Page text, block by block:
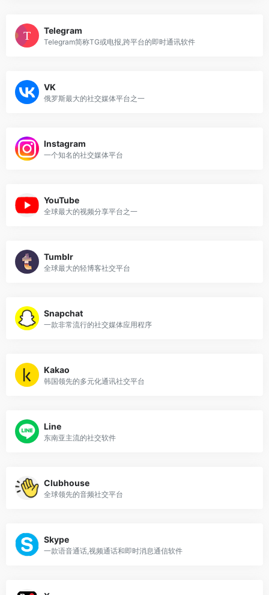
Telegram
Telegram简称TG或电报,跨平台的即时通讯软件
VK
俄罗斯最大的社交媒体平台之一
Instagram
一个知名的社交媒体平台
YouTube
全球最大的视频分享平台之一
Tumblr
全球最大的轻博客社交平台
Snapchat
一款非常流行的社交媒体应用程序
Kakao
韩国领先的多元化通讯社交平台
Line
东南亚主流的社交软件
Clubhouse
全球领先的音频社交平台
Skype
一款语音通话,视频通话和即时消息通信软件